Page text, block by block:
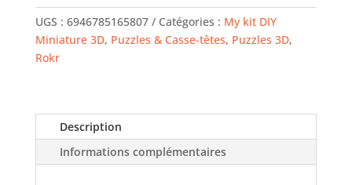
ROKR
-
Puzzle
3D
au
Trésor
UGS : 6946785165807 Catégories : My kit DIY
Miniature 3D, Puzzles & Casse-têtes, Puzzles 3D,
Rokr
Description
Informations complémentaires